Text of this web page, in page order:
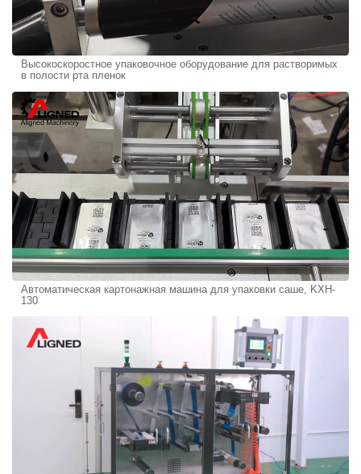
Высокоскоростное упаковочное оборудование для растворимых
в полости рта пленок
Автоматическая картонажная машина для упаковки саше, KXH-
130